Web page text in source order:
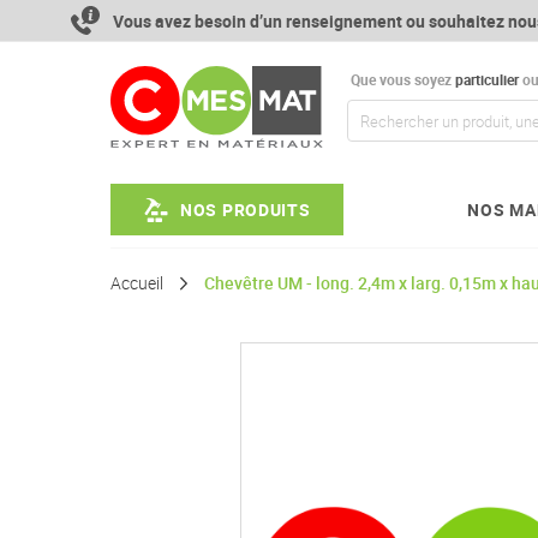
contenu
Vous avez besoin d’un renseignement ou souhaitez
Que vous soyezparticulierou
NOS PRODUITS NOS
Accueil Chevêtre UM - long. 2,4m x larg. 0,15m x